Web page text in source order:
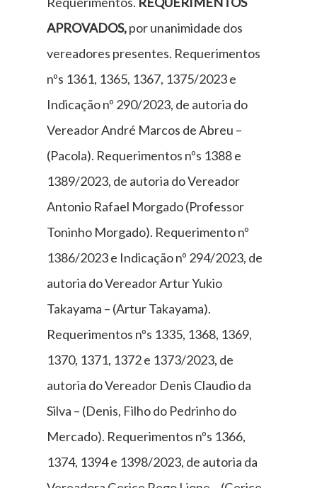
APROVADOS,por unanimidade dos
vereadores presentes. Requerimentos
nºs 1361, 1365, 1367, 1375/2023 e
Indicação nº 290/2023, de autoria do
Vereador André Marcos de Abreu –
(Pacola). Requerimentos nºs 1388 e
1389/2023, de autoria do Vereador
Antonio Rafael Morgado (Professor
Toninho Morgado). Requerimento nº
1386/2023 e Indicação nº 294/2023, de
autoria do Vereador Artur Yukio
Takayama – (Artur Takayama).
Requerimentos nºs 1335, 1368, 1369,
1370, 1371, 1372 e 1373/2023, de
autoria do Vereador Denis Claudio da
Silva – (Denis, Filho do Pedrinho do
Mercado). Requerimentos nºs 1366,
1374, 1394 e 1398/2023, de autoria da